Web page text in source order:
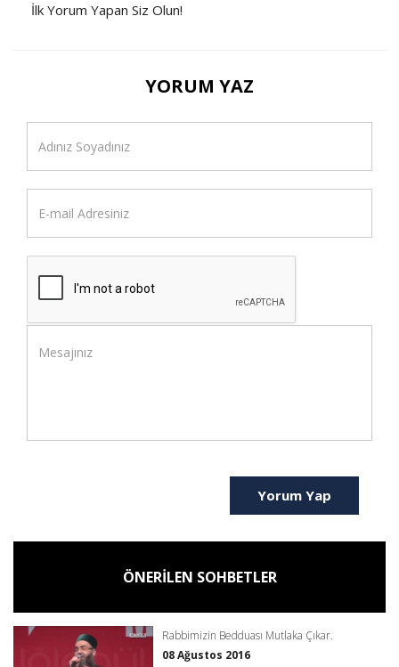
İlk Yorum Yapan Siz Olun!
YORUM YAZ
Yorum Yap
ÖNERİLEN SOHBETLER
Rabbimizin Bedduası Mutlaka Çıkar.
08 Ağustos 2016